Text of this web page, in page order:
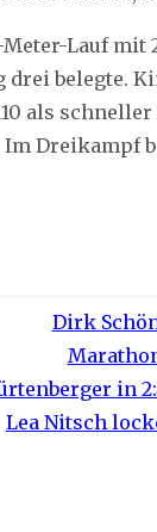
Lauf mit
drei belegte.
als schneller
Im Dreikampf
Dirk
in
Lea Nitsch